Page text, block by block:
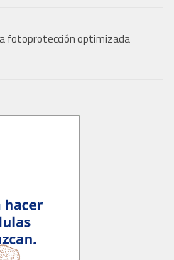
fotoprotección optimizada